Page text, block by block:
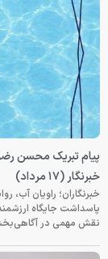
پیام تبریک محسن
خبرنگار (۱۷ مرداد)
پاسداشت جایگاه
نقش مهمی در